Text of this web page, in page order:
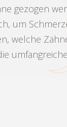
gezogen
um
welche
umfangreiche